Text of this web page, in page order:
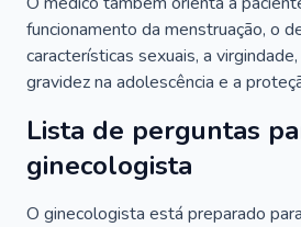
funcionamento da menstruação, o
características sexuais, a
gravidez na adolescência e a
Lista de perguntas
ginecologista
O ginecologista está preparado